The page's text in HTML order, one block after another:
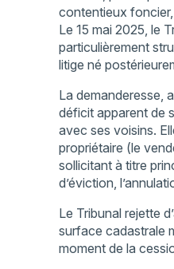
contentieux
Le 15 mai 2025, le
particulièrement
litige né
La demanderesse,
déficit apparent de
avec ses voisins.
propriétaire (le
sollicitant à titre
d’éviction,
Le Tribunal rejette
surface cadastrale
moment de la